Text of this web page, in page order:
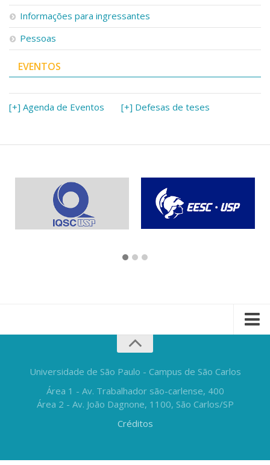
Informações para ingressantes
Pessoas
EVENTOS
[+] Agenda de Eventos [+] Defesas de teses
Universidade de São Paulo - Campus de São Carlos
Área 1 - Av. Trabalhador são-carlense, 400
Área 2 - Av. João Dagnone, 1100, São Carlos/SP
Créditos